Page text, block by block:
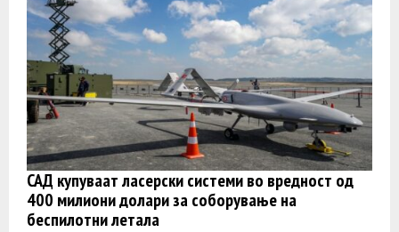
САД купуваат ласерски системи во вредност од
400 милиони долари за соборување на
беспилотни летала